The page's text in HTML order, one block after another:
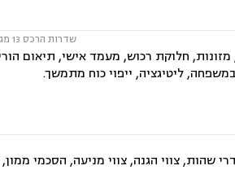
שדרות הרכס 13 מגדלי פלטינום, מודיעין מכבים רעות
חלוקת רכוש, מעמד אישי, תיאום
ליטיגציה, ייפוי כוח מתמשך.
שהות, צווי הגנה, צווי מניעה, הסכמי